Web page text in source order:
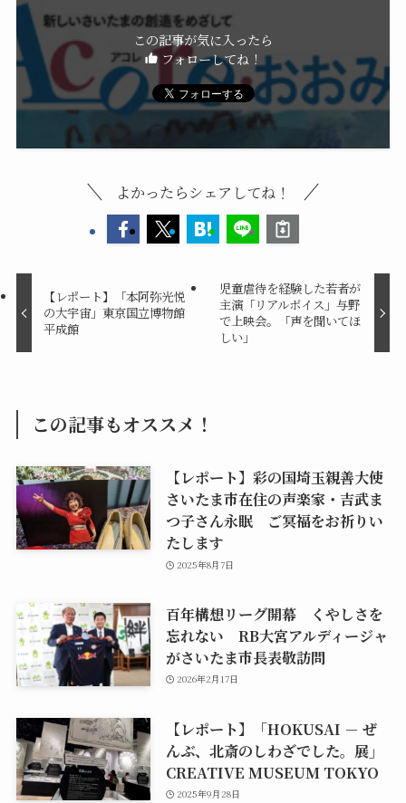
この記事が気に入ったら
フォローしてね！
よかったらシェアしてね！
【レポート】「本阿弥光悦
の大宇宙」東京国立博物館
平成館
児童虐待を経験した若者が
主演「リアルボイス」与野
で上映会。「声を聞いてほ
しい」
この記事もオススメ！
【レポート】彩の国埼玉親善大使
さいたま市在住の声楽家・吉武ま
つ子さん永眠 ご冥福をお祈りい
たします
2025年8月7日
百年構想リーグ開幕 くやしさを
忘れない RB大宮アルディージャ
がさいたま市長表敬訪問
2026年2月17日
【レポート】「HOKUSAI － ぜ
んぶ、北斎のしわざでした。展」
CREATIVE MUSEUM TOKYO
2025年9月28日